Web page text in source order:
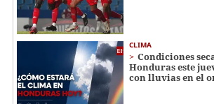
CLIMA
Condiciones
Honduras este
con lluvias en el